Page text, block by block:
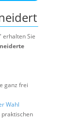
erhalten Sie
ganz frei
Wahl
praktischen